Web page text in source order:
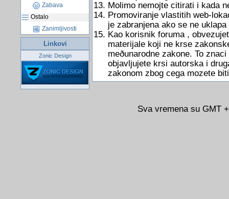
Zabava
Ostalo
Zanimljivosti
Linkovi
Zonic Design
Molimo nemojte citirati i kada
Promoviranje vlastitih web-
je zabranjena ako se ne uklapa
Kao korisnik foruma ,
materijale koji ne krse
meðunarodne zakone. To
objavljujete krsi autorska i
zakonom zbog cega mozete
Sva vremena su GMT